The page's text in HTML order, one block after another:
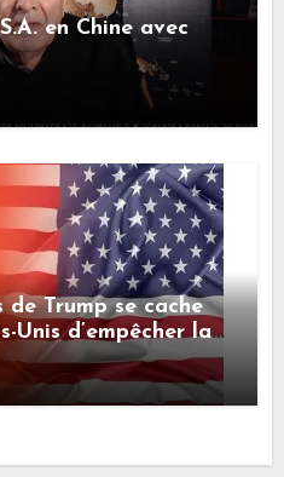
en Chine avec
Trump se cache
d’empêcher la
puissance